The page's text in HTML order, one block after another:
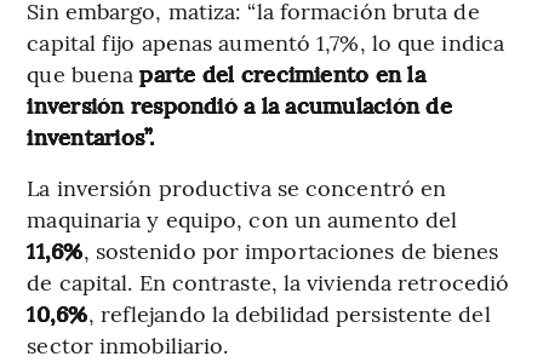
Sin embargo, matiza: “la formación bruta de
capital fijo apenas aumentó 1,7%, lo que indica
que buenaparte del crecimiento en la
inversión respondió a la acumulación de
inventarios”.
La inversión productiva se concentró en
maquinaria y equipo, con un aumento del
11,6%, sostenido por importaciones de bienes
de capital. En contraste, la vivienda retrocedió
10,6%, reflejando la debilidad persistente del
sector inmobiliario.